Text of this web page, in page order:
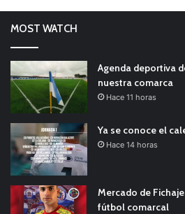
MOST WATCH
Agenda deportiva
nuestra comarca
Hace 11 horas
Ya se conoce el
Hace 14 horas
Mercado de
fútbol comarcal